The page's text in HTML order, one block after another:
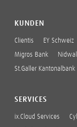
KUNDEN
Clientis EY Schweiz
Migros Bank
St.Galler Kantonalbank
SERVICES
ix.Cloud Services